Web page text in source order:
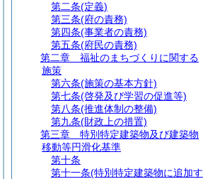
第二条(定義)
第三条(府の責務)
第四条(事業者の責務)
第五条(府民の責務)
第二章
福祉のまちづくりに関する
施策
第六条(施策の基本方針)
第七条(啓発及び学習の促進等)
第八条(推進体制の整備)
第九条(財政上の措置)
第三章
特別特定建築物及び建築物
移動等円滑化基準
第十条
第十一条(特別特定建築物に追加す